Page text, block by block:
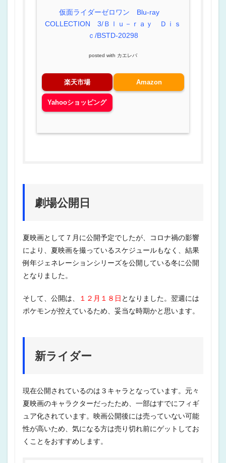
仮面ライダーゼロワン Blu-ray
COLLECTION 3/Ｂｌｕ－ｒａｙ Ｄｉｓ
ｃ/BSTD-20298
posted with カエレバ
楽天市場 Amazon
Yahooショッピング
劇場公開日
夏映画として７月に公開予定でしたが、コロナ禍の影響
により、夏映画を撮っているスケジュールもなく、結果
例年ジェネレーションシリーズを公開している冬に公開
となりました。
そして、公開は、 １２月１８日 となりました。翌週には
ポケモンが控えているため、妥当な時期かと思います。
新ライダー
現在公開されているのは３キャラとなっています。元々
夏映画のキャラクターだったため、一部はすでにフィギ
ュア化されています。映画公開後には売っていない可能
性が高いため、気になる方は売り切れ前にゲットしてお
くことをおすすめします。